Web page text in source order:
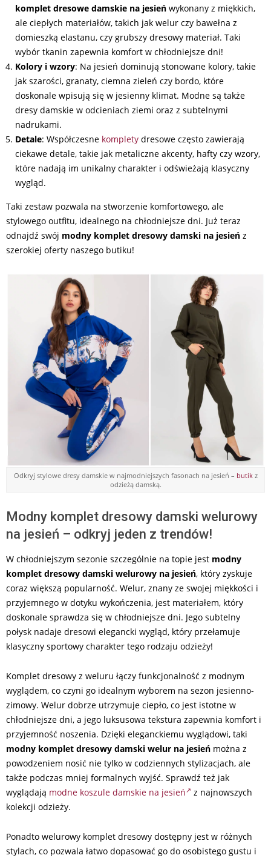
komplet dresowe damskie na jesień wykonany z miękkich,
ale ciepłych materiałów, takich jak welur czy bawełna z
domieszką elastanu, czy grubszy dresowy materiał. Taki
wybór tkanin zapewnia komfort w chłodniejsze dni!
Kolory i wzory: Na jesień dominują stonowane kolory, takie
jak szarości, granaty, ciemna zieleń czy bordo, które
doskonale wpisują się w jesienny klimat. Modne są także
dresy damskie w odcieniach ziemi oraz z subtelnymi
nadrukami.
Detale: Współczesne komplety dresowe często zawierają
ciekawe detale, takie jak metaliczne akcenty, hafty czy wzory,
które nadają im unikalny charakter i odświeżają klasyczny
wygląd.
Taki zestaw pozwala na stworzenie komfortowego, ale
stylowego outfitu, idealnego na chłodniejsze dni. Już teraz
odnajdź swój modny komplet dresowy damski na jesień z
szerokiej oferty naszego butiku!
Odkryj stylowe dresy damskie w najmodniejszych fasonach na jesień – butikz
odzieżą damską.
Modny komplet dresowy damski welurowy
na jesień – odkryj jeden z trendów!
W chłodniejszym sezonie szczególnie na topie jest modny
komplet dresowy damski welurowy na jesień, który zyskuje
coraz większą popularność. Welur, znany ze swojej miękkości i
przyjemnego w dotyku wykończenia, jest materiałem, który
doskonale sprawdza się w chłodniejsze dni. Jego subtelny
połysk nadaje dresowi elegancki wygląd, który przełamuje
klasyczny sportowy charakter tego rodzaju odzieży!
Komplet dresowy z weluru łączy funkcjonalność z modnym
wyglądem, co czyni go idealnym wyborem na sezon jesienno-
zimowy. Welur dobrze utrzymuje ciepło, co jest istotne w
chłodniejsze dni, a jego luksusowa tekstura zapewnia komfort i
przyjemność noszenia. Dzięki eleganckiemu wyglądowi, taki
modny komplet dresowy damski welur na jesień można z
powodzeniem nosić nie tylko w codziennych stylizacjach, ale
także podczas mniej formalnych wyjść. Sprawdź też jak
wyglądają modne koszule damskie na jesień
z najnowszych
kolekcji odzieży.
Ponadto welurowy komplet dresowy dostępny jest w różnych
stylach, co pozwala łatwo dopasować go do osobistego gustu i